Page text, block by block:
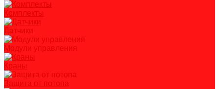
Комплекты
Датчики
Модули управления
Краны
Защита от потопа